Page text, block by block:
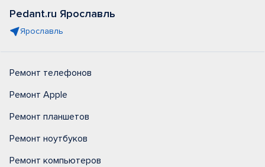
Pedant.ru Ярославль
Ярославль
Ремонт телефонов
Ремонт Apple
Ремонт планшетов
Ремонт ноутбуков
Ремонт компьютеров